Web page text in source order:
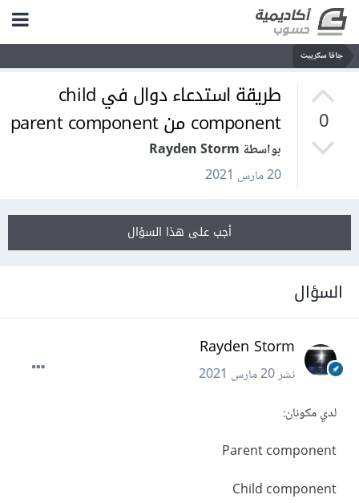
جافا سكريبت
0
طريقة استدعاء دوال في child
component من parent component
بواسطة Rayden Storm
20 مارس 2021
أجب على هذا السؤال
السؤال
Rayden Storm
نشر20 مارس 2021
لدي مكونان:
Parent component
Child component